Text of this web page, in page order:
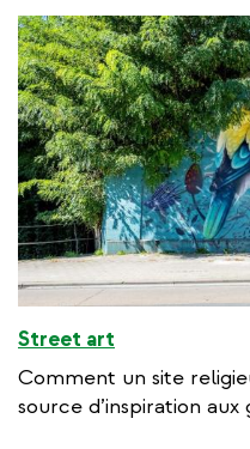
Street art
Comment un site
source d’inspiration